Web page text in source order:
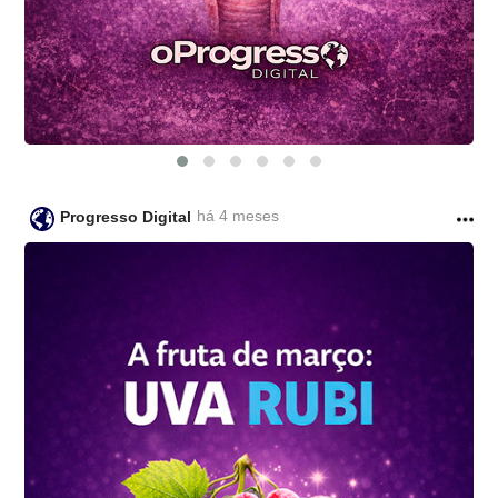
Progresso Digital há 4 meses